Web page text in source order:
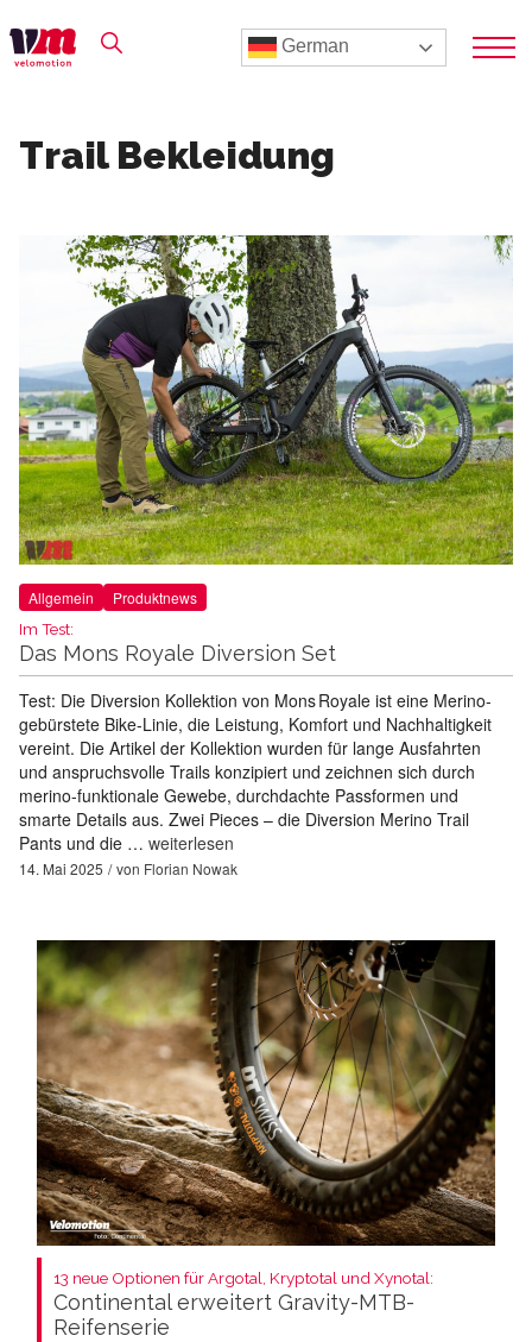
German
Trail Bekleidung
Allgemein Produktnews
Im Test:
Das Mons Royale Diversion Set
Test: Die Diversion Kollektion von Mons Royale ist eine Merino-
gebürstete Bike-Linie, die Leistung, Komfort und Nachhaltigkeit
vereint. Die Artikel der Kollektion wurden für lange Ausfahrten
und anspruchsvolle Trails konzipiert und zeichnen sich durch
merino-funktionale Gewebe, durchdachte Passformen und
smarte Details aus. Zwei Pieces – die Diversion Merino Trail
Pants und die … weiterlesen
14. Mai 2025 von Florian Nowak
13 neue Optionen für Argotal, Kryptotal und Xynotal:
Continental erweitert Gravity-MTB-
Reifenserie